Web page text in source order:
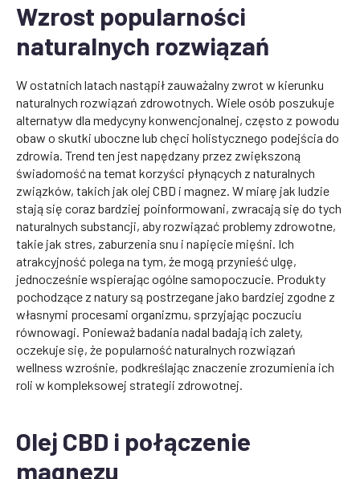
Wzrost popularności
naturalnych rozwiązań
W ostatnich latach nastąpił zauważalny zwrot w kierunku
naturalnych rozwiązań zdrowotnych. Wiele osób poszukuje
alternatyw dla medycyny konwencjonalnej, często z powodu
obaw o skutki uboczne lub chęci holistycznego podejścia do
zdrowia. Trend ten jest napędzany przez zwiększoną
świadomość na temat korzyści płynących z naturalnych
związków, takich jak olej CBD i magnez. W miarę jak ludzie
stają się coraz bardziej poinformowani, zwracają się do tych
naturalnych substancji, aby rozwiązać problemy zdrowotne,
takie jak stres, zaburzenia snu i napięcie mięśni. Ich
atrakcyjność polega na tym, że mogą przynieść ulgę,
jednocześnie wspierając ogólne samopoczucie. Produkty
pochodzące z natury są postrzegane jako bardziej zgodne z
własnymi procesami organizmu, sprzyjając poczuciu
równowagi. Ponieważ badania nadal badają ich zalety,
oczekuje się, że popularność naturalnych rozwiązań
wellness wzrośnie, podkreślając znaczenie zrozumienia ich
roli w kompleksowej strategii zdrowotnej.
Olej CBD i połączenie
magnezu